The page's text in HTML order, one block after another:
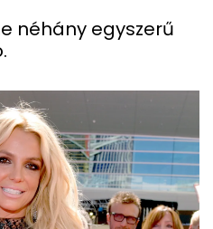
néhány egyszerű